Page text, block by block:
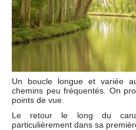
Un boucle longue et variée
chemins peu fréquentés. On
points de vue.
Le retour le long du
particulièrement dans sa